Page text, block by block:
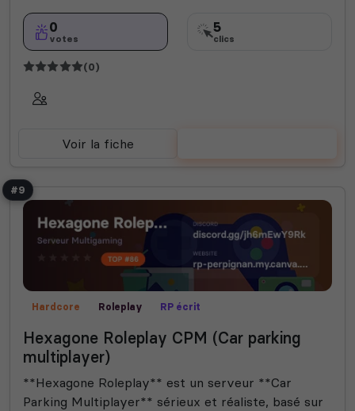
0
votes
5
clics
(0)
Voir la fiche
#9
Hardcore Roleplay RP écrit
Hexagone Roleplay CPM (Car parking
multiplayer)
**Hexagone Roleplay** est un serveur **Car
Parking Multiplayer** sérieux et réaliste, basé sur